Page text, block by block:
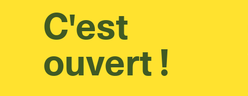
C'est
ouvert !